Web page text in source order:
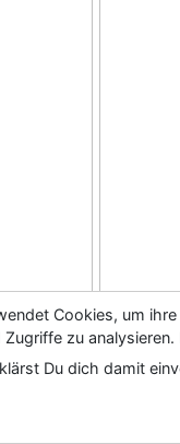
Cookies, um
zu
Du dich damit